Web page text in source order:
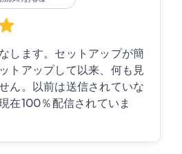
します。セットアップが簡
トアップして以来、何も見
ん。以前は送信されていな
在100％配信されていま